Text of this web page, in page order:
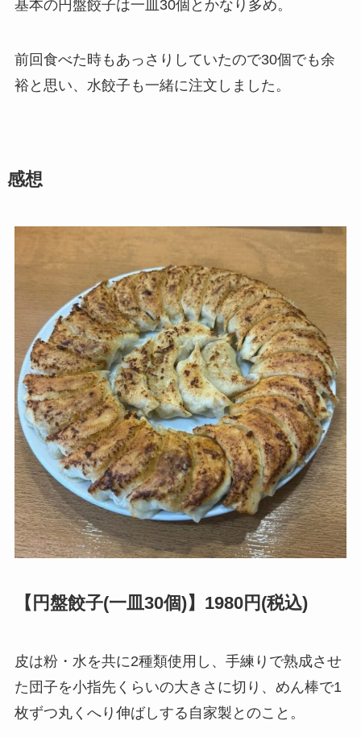
基本の円盤餃子は一皿30個とかなり多め。
前回食べた時もあっさりしていたので30個でも余
裕と思い、水餃子も一緒に注文しました。
感想
【円盤餃子(一皿30個)】1980円(税込)
皮は粉・水を共に2種類使用し、手練りで熟成させ
た団子を小指先くらいの大きさに切り、めん棒で1
枚ずつ丸くへり伸ばしする自家製とのこと。